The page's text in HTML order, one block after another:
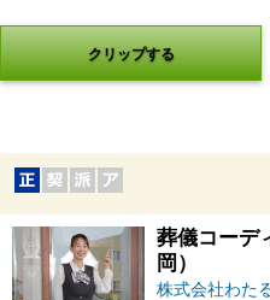
クリップする
葬儀コーデ
岡）
株式会社わた